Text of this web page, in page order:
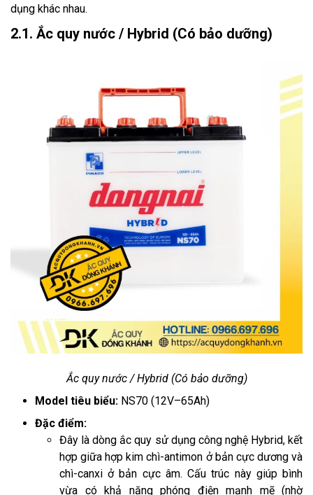
dụng khác nhau.
2.1. Ắc quy nước / Hybrid (Có bảo dưỡng)
Ắc quy nước / Hybrid (Có bảo dưỡng)
Model tiêu biểu: NS70 (12V–65Ah)
Đặc điểm:
Đây là dòng ắc quy sử dụng công nghệ Hybrid, kết
hợp giữa hợp kim chì-antimon ở bản cực dương và
chì-canxi ở bản cực âm. Cấu trúc này giúp bình
vừa có khả năng phóng điện mạnh mẽ (nhờ